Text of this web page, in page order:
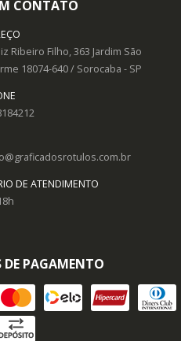
CONTATO
Ribeiro Filho, 363 Jardim São
18074-640/ Sorocaba - SP
DE ATENDIMENTO
DE PAGAMENTO